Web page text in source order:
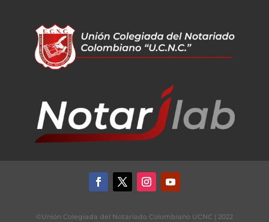
©Unión Colegiada del Notariado Colombiano UCNC | 2022